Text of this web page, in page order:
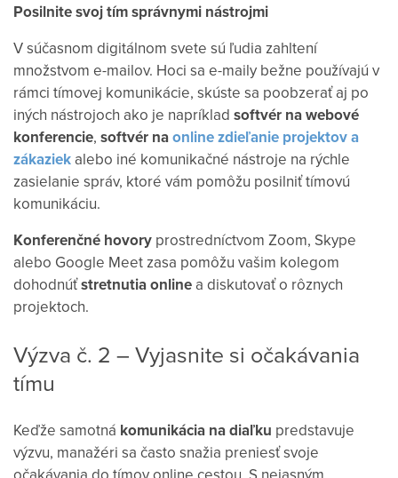
Posilnite svoj tím správnymi nástrojmi
V súčasnom digitálnom svete sú ľudia zahltení
množstvom e-mailov. Hoci sa e-maily bežne používajú v
rámci tímovej komunikácie, skúste sa poobzerať aj po
iných nástrojoch ako je napríklad softvér na webové
konferencie, softvér naonline zdieľanie projektov a
zákaziek alebo iné komunikačné nástroje na rýchle
zasielanie správ, ktoré vám pomôžu posilniť tímovú
komunikáciu.
Konferenčné hovory prostredníctvom Zoom, Skype
alebo Google Meet zasa pomôžu vašim kolegom
dohodnúťstretnutia online a diskutovať o rôznych
projektoch.
Výzva č. 2 – Vyjasnite si očakávania
tímu
Keďže samotná komunikácia na diaľku predstavuje
výzvu, manažéri sa často snažia preniesť svoje